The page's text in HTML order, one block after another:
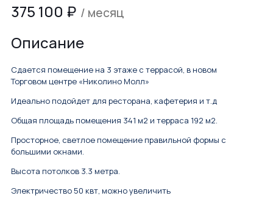
375 100 ₽ / месяц
Описание
Сдается помещение на 3 этаже с террасой, в новом
Торговом центре «Николино Молл»
Идеально подойдет для ресторана, кафетерия и т.д
Общая площадь помещения 341 м2 и терраса 192 м2.
Просторное, светлое помещение правильной формы с
большими окнами.
Высота потолков 3.3 метра.
Электричество 50 квт, можно увеличить